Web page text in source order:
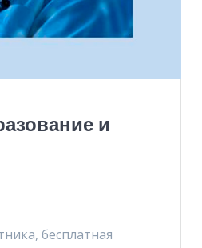
и
бесплатная